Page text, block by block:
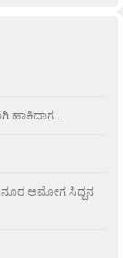
ಹಾಕಿದಾಗ…
ಅಮೋಗ ಸಿದ್ದನ